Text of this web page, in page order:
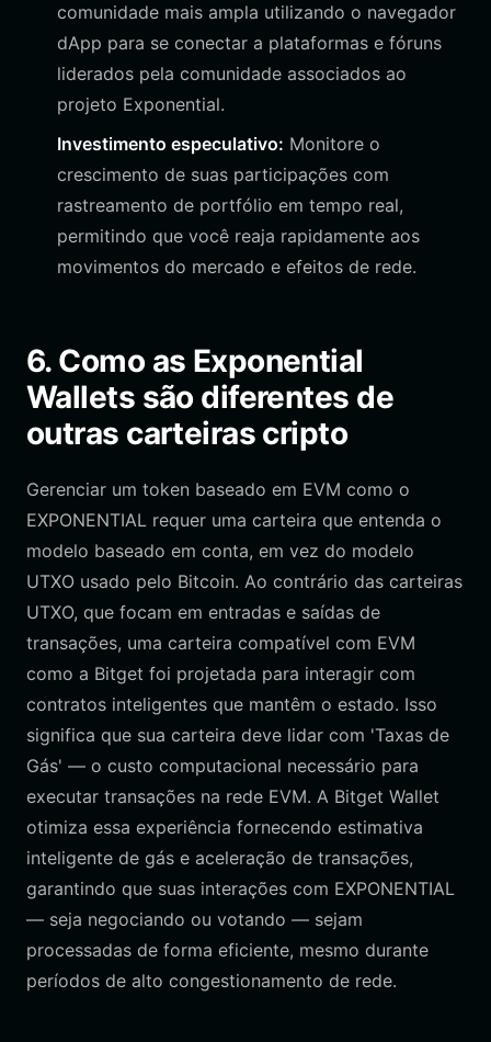
comunidade mais ampla utilizando o navegador
dApp para se conectar a plataformas e fóruns
liderados pela comunidade associados ao
projeto Exponential.
Investimento especulativo: Monitore o
crescimento de suas participações com
rastreamento de portfólio em tempo real,
permitindo que você reaja rapidamente aos
movimentos do mercado e efeitos de rede.
6. Como as Exponential
Wallets são diferentes de
outras carteiras cripto
Gerenciar um token baseado em EVM como o
EXPONENTIAL requer uma carteira que entenda o
modelo baseado em conta, em vez do modelo
UTXO usado pelo Bitcoin. Ao contrário das carteiras
UTXO, que focam em entradas e saídas de
transações, uma carteira compatível com EVM
como a Bitget foi projetada para interagir com
contratos inteligentes que mantêm o estado. Isso
significa que sua carteira deve lidar com 'Taxas de
Gás' — o custo computacional necessário para
executar transações na rede EVM. A Bitget Wallet
otimiza essa experiência fornecendo estimativa
inteligente de gás e aceleração de transações,
garantindo que suas interações com EXPONENTIAL
— seja negociando ou votando — sejam
processadas de forma eficiente, mesmo durante
períodos de alto congestionamento de rede.